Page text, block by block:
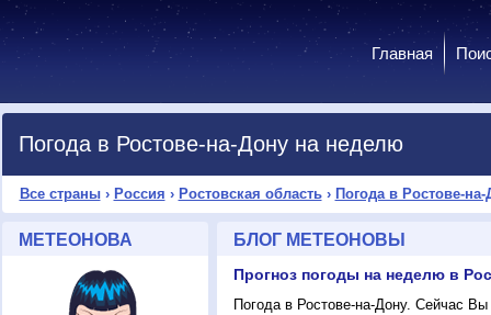
Главная
Погода в Ростове-на-Дону на неделю
Все страны› Россия › Ростовская область› Погода в Ростове-на-
МЕТЕОНОВА БЛОГ МЕТЕОНОВЫ
Погода в Ростове-на-Дону. Сейчас